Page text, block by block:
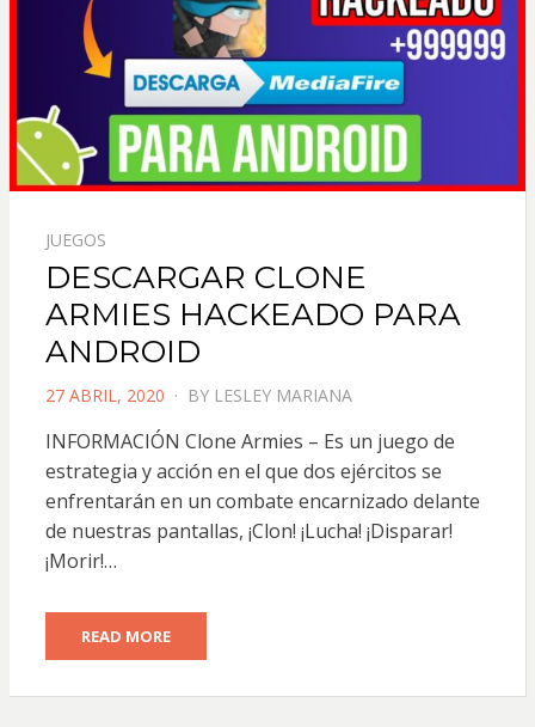
JUEGOS
DESCARGAR CLONE
ARMIES HACKEADO PARA
ANDROID
POSTED
27 ABRIL, 2020 BY LESLEY MARIANA
INFORMACIÓN Clone Armies – Es un juego de
estrategia y acción en el que dos ejércitos se
enfrentarán en un combate encarnizado delante
de nuestras pantallas, ¡Clon! ¡Lucha! ¡Disparar!
¡Morir!…
READ MORE